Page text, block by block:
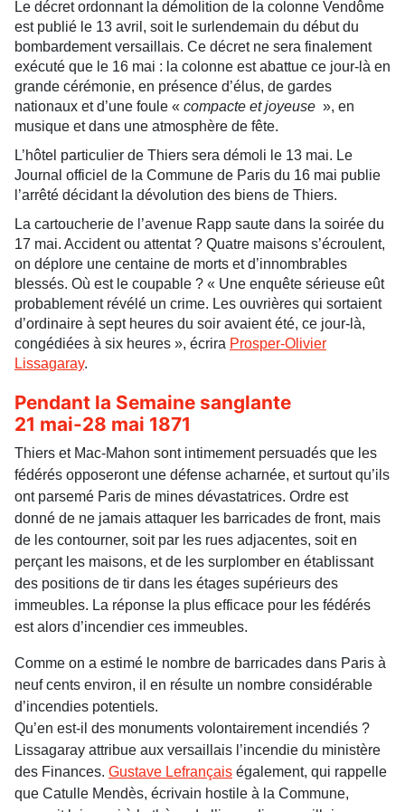
Le décret ordonnant la démolition de la colonne Vendôme
est publié le 13 avril, soit le surlendemain du début du
bombardement versaillais. Ce décret ne sera finalement
exécuté que le 16 mai : la colonne est abattue ce jour-là en
grande cérémonie, en présence d’élus, de gardes
nationaux et d’une foule « compacte et joyeuse », en
musique et dans une atmosphère de fête.
L’hôtel particulier de Thiers sera démoli le 13 mai. Le
Journal officiel de la Commune de Paris du 16 mai publie
l’arrêté décidant la dévolution des biens de Thiers.
La cartoucherie de l’avenue Rapp saute dans la soirée du
17 mai. Accident ou attentat ? Quatre maisons s’écroulent,
on déplore une centaine de morts et d’innombrables
blessés. Où est le coupable ? « Une enquête sérieuse eût
probablement révélé un crime. Les ouvrières qui sortaient
d’ordinaire à sept heures du soir avaient été, ce jour-là,
congédiées à six heures », écrira Prosper-Olivier
Lissagaray.
Pendant la Semaine sanglante
21 mai-28 mai 1871
Thiers et Mac-Mahon sont intimement persuadés que les
fédérés opposeront une défense acharnée, et surtout qu’ils
ont parsemé Paris de mines dévastatrices. Ordre est
donné de ne jamais attaquer les barricades de front, mais
de les contourner, soit par les rues adjacentes, soit en
perçant les maisons, et de les surplomber en établissant
des positions de tir dans les étages supérieurs des
immeubles. La réponse la plus efficace pour les fédérés
est alors d’incendier ces immeubles.
Comme on a estimé le nombre de barricades dans Paris à
neuf cents environ, il en résulte un nombre considérable
d’incendies potentiels.
Qu’en est-il des monuments volontairement incendiés ?
Lissagaray attribue aux versaillais l’incendie du ministère
des Finances. Gustave Lefrançais également, qui rappelle
que Catulle Mendès, écrivain hostile à la Commune,